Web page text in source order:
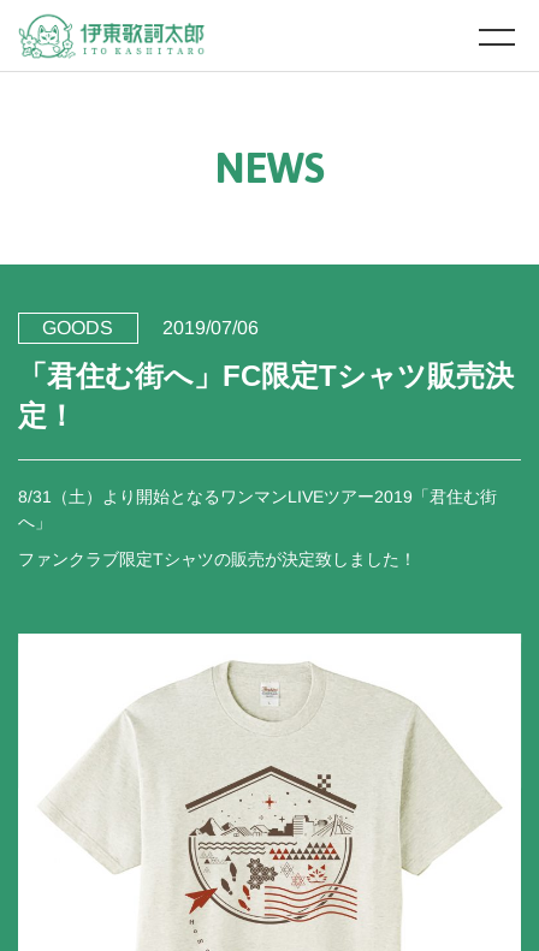
NEWS
GOODS 2019/07/06
「君住む街へ」FC限定Tシャツ販売決
定！
8/31（土）より開始となるワンマンLIVEツアー2019「君住む街
へ」
ファンクラブ限定Tシャツの販売が決定致しました！